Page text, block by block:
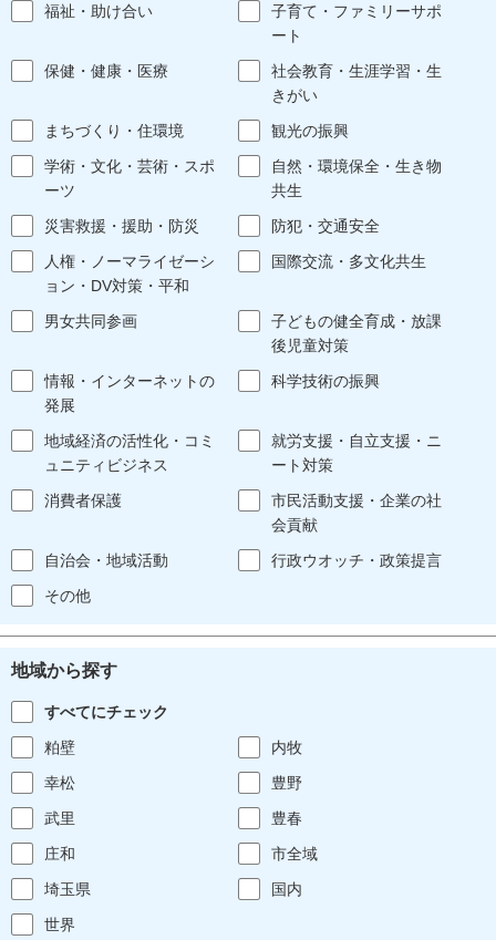
福祉・助け合い
子育て・ファミリーサポ
ート
保健・健康・医療
社会教育・生涯学習・生
きがい
まちづくり・住環境
観光の振興
学術・文化・芸術・スポ
ーツ
自然・環境保全・生き物
共生
災害救援・援助・防災
防犯・交通安全
人権・ノーマライゼーシ
ョン・DV対策・平和
国際交流・多文化共生
男女共同参画
子どもの健全育成・放課
後児童対策
情報・インターネットの
発展
科学技術の振興
地域経済の活性化・コミ
ュニティビジネス
就労支援・自立支援・ニ
ート対策
消費者保護
市民活動支援・企業の社
会貢献
自治会・地域活動
行政ウオッチ・政策提言
その他
地域から探す
すべてにチェック
粕壁
内牧
幸松
豊野
武里
豊春
庄和
市全域
埼玉県
国内
世界